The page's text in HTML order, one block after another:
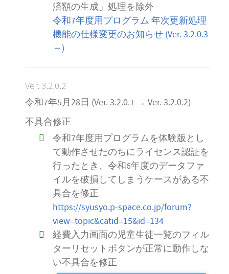
済額の生成」処理を除外
令和7年度用プログラム 年次更新処理
機能の仕様変更のお知らせ (Ver. 3.2.0.3
～)
Ver. 3.2.0.2
令和7年5月28日 (Ver. 3.2.0.1 → Ver. 3.2.0.2)
不具合修正
令和7年度用プログラムを体験版とし
て動作させたのちにライセンス認証を
行ったとき、令和6年度のデータファ
イルを破損してしまうケースがある不
具合を修正
https://syusyo.p-space.co.jp/forum?
view=topic&catid=15&id=134
経費入力画面の児童生徒一覧のフィル
ターリセットボタンが正常に動作しな
い不具合を修正